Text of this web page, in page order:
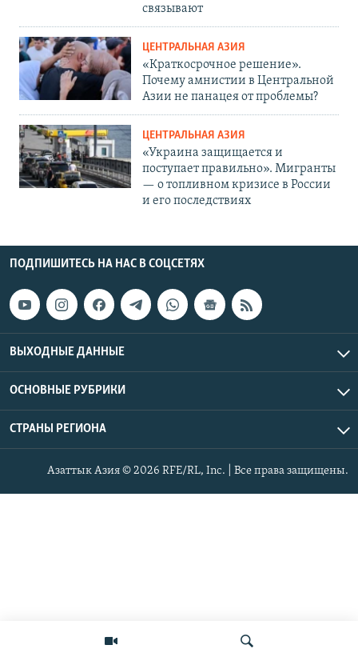
связывают
ЦЕНТРАЛЬНАЯ АЗИЯ
«Краткосрочное решение».
Почему амнистии в Центральной
Азии не панацея от проблемы?
ЦЕНТРАЛЬНАЯ АЗИЯ
«Украина защищается и
поступает правильно». Мигранты
— о топливном кризисе в России
и его последствиях
ПОДПИШИТЕСЬ НА НАС В СОЦСЕТЯХ
ВЫХОДНЫЕ ДАННЫЕ
ОСНОВНЫЕ РУБРИКИ
СТРАНЫ РЕГИОНА
Азаттык Азия © 2026 RFE/RL, Inc. | Все права защищены.